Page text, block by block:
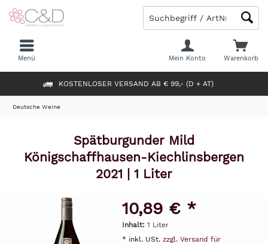
KOSTENLOSER VERSAND AB € 99,- (D + AT)
Warenkorb
Mein Konto
Menü
Deutsche Weine
Spätburgunder Mild
Königschaffhausen-Kiechlinsbergen
2021 | 1 Liter
10,89 € *
Inhalt: 1 Liter
* inkl. USt. zzgl. Versand für